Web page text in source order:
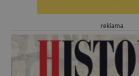
reklama